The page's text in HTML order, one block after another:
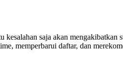
kesalahan saja akan
memperbarui daftar, dan